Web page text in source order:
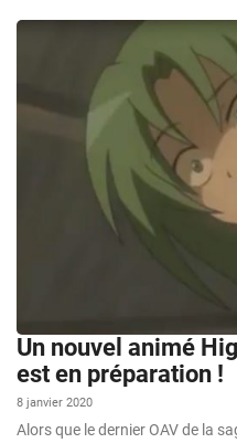
Un nouvel animé
est en préparation !
8 janvier 2020
Alors que le dernier OAV de la